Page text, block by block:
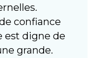
confiance
est digne de
grande.